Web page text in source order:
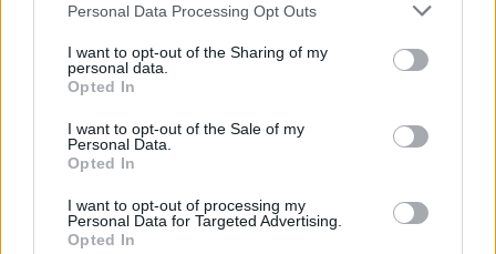
Personal Data Processing Opt Outs
I want to opt-out of the Sharing of my
personal data.
Opted In
I want to opt-out of the Sale of my
Personal Data.
Opted In
I want to opt-out of processing my
Personal Data for Targeted Advertising.
Opted In
marketplace proprietari. Grazie all’acquisizione del sito web e
strategico per connettersi con i consumatori lungo l’intero percorso
di acquisto, dalla ricerca delle informazioni online fino all’esperienza
di acquisto in negozio“.
Condividi questo articolo:
E-mail